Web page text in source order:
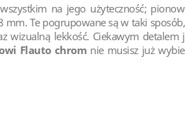
na jego użyteczność;
Te pogrupowane są w taki
wizualną lekkość. Ciekawym detalem
Flauto chrom nie musisz już